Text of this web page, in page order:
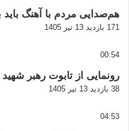
هم‌صدایی مردم با آهنگ
171 بازدید 13 تیر 1405
00:54
رونمایی از تابوت رهبر شهید
38 بازدید 13 تیر 1405
04:53